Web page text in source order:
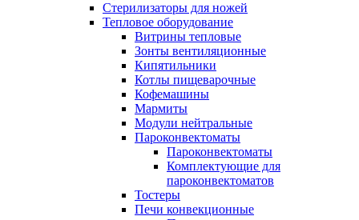
Стерилизаторы для ножей
Тепловое оборудование
Витрины тепловые
Зонты вентиляционные
Кипятильники
Котлы пищеварочные
Кофемашины
Мармиты
Модули нейтральные
Пароконвектоматы
Пароконвектоматы
Комплектующие для
пароконвектоматов
Тостеры
Печи конвекционные